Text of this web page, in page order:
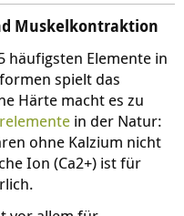
Muskelkontraktion
häufigsten Elemente in
spielt das
Härte macht es zu
in der Natur:
ohne Kalzium nicht
Ion (Ca2+) ist für